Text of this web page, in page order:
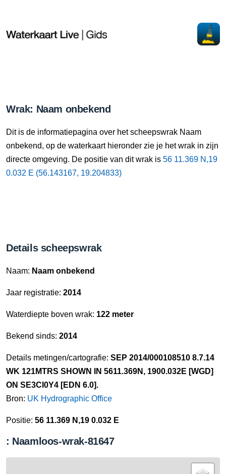
Wrak: Naam onbekend
Dit is de informatiepagina over het scheepswrak Naam
onbekend, op de waterkaart hieronder zie je het wrak in zijn
directe omgeving. De positie van dit wrak is 56 11.369 N,19
0.032 E (56.143167, 19.204833)
Details scheepswrak
Naam: Naam onbekend
Jaar registratie: 2014
Waterdiepte boven wrak: 122 meter
Bekend sinds: 2014
Details metingen/cartografie: SEP 2014/000108510 8.7.14
WK 121MTRS SHOWN IN 5611.369N, 1900.032E [WGD]
ON SE3CI0Y4 [EDN 6.0].
Bron: UK Hydrographic Office
Positie: 56 11.369 N,19 0.032 E
: Naamloos-wrak-81647